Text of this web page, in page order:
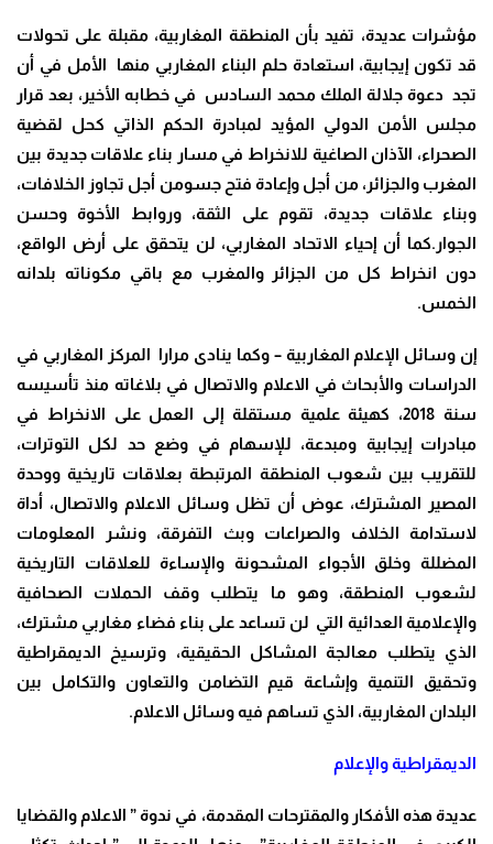
مؤشرات عديدة، تفيد بأن المنطقة المغاربية، مقبلة على تحولات
قد تكون إيجابية، استعادة حلم البناء المغاربي منها الأمل في أن
تجد دعوة جلالة الملك محمد السادس في خطابه الأخير، بعد قرار
مجلس الأمن الدولي المؤيد لمبادرة الحكم الذاتي كحل لقضية
الصحراء، الآذان الصاغية للانخراط في مسار بناء علاقات جديدة بين
المغرب والجزائر، من أجل وإعادة فتح جسومن أجل تجاوز الخلافات،
وبناء علاقات جديدة، تقوم على الثقة، وروابط الأخوة وحسن
الجوار.كما أن إحياء الاتحاد المغاربي، لن يتحقق على أرض الواقع،
دون انخراط كل من الجزائر والمغرب مع باقي مكوناته بلدانه
الخمس.
إن وسائل الإعلام المغاربية– وكما ينادى مرارا المركز المغاربي في
الدراسات والأبحاث في الاعلام والاتصال في بلاغاته منذ تأسيسه
سنة 2018، كهيئة علمية مستقلة إلى العمل على الانخراط في
مبادرات إيجابية ومبدعة، للإسهام في وضع حد لكل التوترات،
للتقريب بين شعوب المنطقة المرتبطة بعلاقات تاريخية ووحدة
المصير المشترك، عوض أن تظل وسائل الاعلام والاتصال، أداة
لاستدامة الخلاف والصراعات وبث التفرقة، ونشر المعلومات
المضللة وخلق الأجواء المشحونة والإساءة للعلاقات التاريخية
لشعوب المنطقة، وهو ما يتطلب وقف الحملات الصحافية
والإعلامية العدائية التي لن تساعد على بناء فضاء مغاربي مشترك،
الذي يتطلب معالجة المشاكل الحقيقية، وترسيخ الديمقراطية
وتحقيق التنمية وإشاعة قيم التضامن والتعاون والتكامل بين
البلدان المغاربية، الذي تساهم فيه وسائل الاعلام.
الديمقراطية والإعلام
عديدة هذه الأفكار والمقترحات المقدمة، في ندوة ” الاعلام والقضايا